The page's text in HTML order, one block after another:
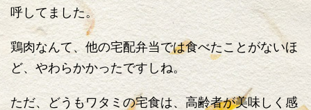
呼してました。
鶏肉なんて、他の宅配弁当では食べたことがないほ
ど、やわらかかったですしね。
ただ、どうもワタミの宅食は、高齢者が美味しく感